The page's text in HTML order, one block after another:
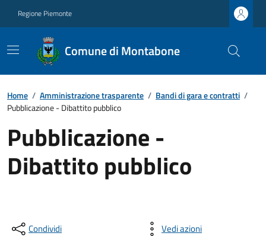
Regione Piemonte
Comune di Montabone
Home / Amministrazione trasparente / Bandi di gara e contratti /
Pubblicazione - Dibattito pubblico
Pubblicazione -
Dibattito pubblico
Condividi Vedi azioni